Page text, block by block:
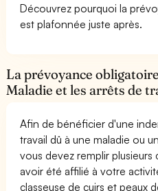
Découvrez pourquoi la
est plafonnée juste après.
La prévoyance
Maladie et les arrêts de
Afin de bénéficier d'une
travail dû à une maladie ou
vous devez remplir plusieurs
avoir été affilié à votre
classeuse de cuirs et peaux